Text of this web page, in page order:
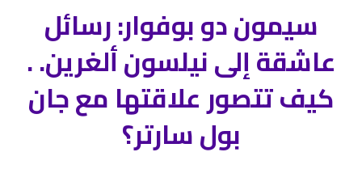
سيمون دو بوفوار: رسائل
عاشقة إلى نيلسون ألغرين. .
كيف تتصور علاقتها مع جان
بول سارتر؟